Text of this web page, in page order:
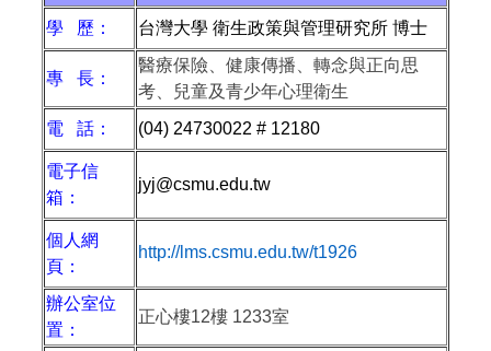
學 歷： 台灣大學 衛生政策與管理研究所 博士
專 長：
醫療保險、健康傳播、轉念與正向思
考、兒童及青少年心理衛生
電 話：
(04) 24730022 # 12180
電子信
箱：
jyj@csmu.edu.tw
個人網
頁：
http://lms.csmu.edu.tw/t1926
辦公室位
置：
正心樓12樓 1233室